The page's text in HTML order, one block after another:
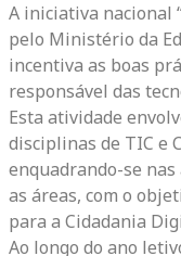
A iniciativa nacional
pelo Ministério da
incentiva as boas
responsável das
Esta atividade
disciplinas de TIC e
enquadrando-se
as áreas, com o
para a Cidadania
Ao longo do ano